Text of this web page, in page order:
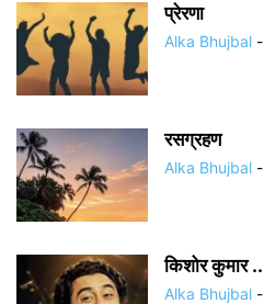
प्रेरणा
Alka Bhujbal -
रसग्रहण
Alka Bhujbal -
किशोर कुमार ..
Alka Bhujbal -